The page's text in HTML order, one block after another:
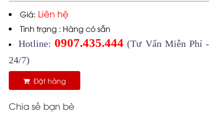
Giá: Liên hệ
Tình trạng : Hàng có sẵn
Hotline: 0907.435.444 (Tư Vấn Miễn Phí -
24/7)
Đặt hàng
Chia sẻ bạn bè